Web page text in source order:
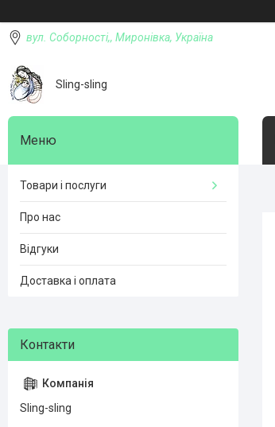
вул. Соборності,, Миронівка, Україна
Sling-sling
Товари і послуги
Про нас
Відгуки
Доставка і оплата
Sling-sling